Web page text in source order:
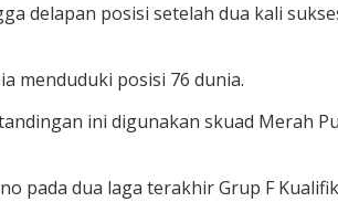
delapan posisi setelah dua kali
menduduki posisi 76 dunia.
ini digunakan skuad Merah
pada dua laga terakhir Grup F